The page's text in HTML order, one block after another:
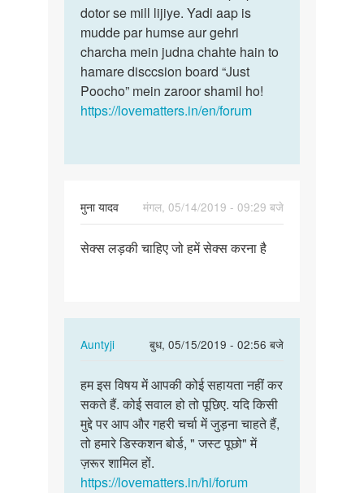
ka
ched
chota
h…
by
Yogesh
koi…
dotor se mill lijiye. Yadi aap is
mudde par humse aur gehri
charcha mein judna chahte hain to
hamare disccsion board “Just
Poocho” mein zaroor shamil ho!
https://lovematters.in/en/forum
मुना यादव
मंगल, 05/14/2019 - 09:29 बजे
सेक्स
सेक्स लड़की चाहिए जो हमें सेक्स करना है
Auntyji
बुध, 05/15/2019 - 02:56 बजे
In
to
सेक्स
लड़की
चाहिए
जो
हमें…
हम
इस
विषय
में
आपकी
कोई…
हम इस विषय में आपकी कोई सहायता नहीं कर
सकते हैं. कोई सवाल हो तो पूछिए. यदि किसी
मुद्दे पर आप और गहरी चर्चा में जुड़ना चाहते हैं,
तो हमारे डिस्कशन बोर्ड, " जस्ट पूछो" में
ज़रूर शामिल हों.
https://lovematters.in/hi/forum